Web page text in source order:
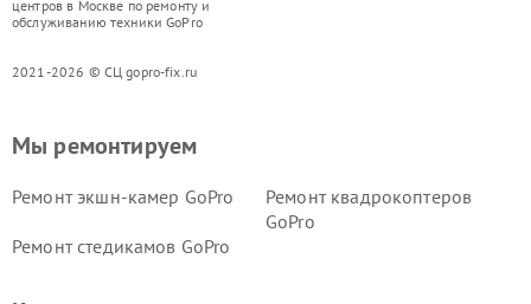
центров в Москве по ремонту и
обслуживанию техники GoPro
2021-2026 © СЦ gopro-fix.ru
Мы ремонтируем
Ремонт экшн-камер GoPro
Ремонт квадрокоптеров
GoPro
Ремонт стедикамов GoPro